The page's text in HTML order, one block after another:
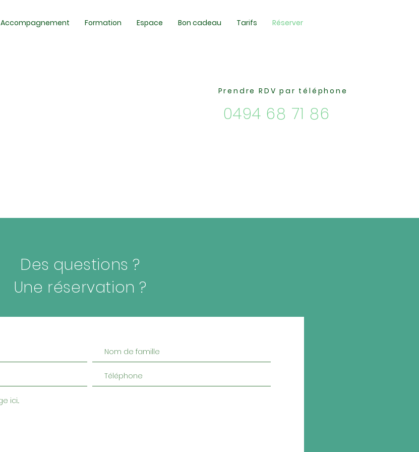
Accompagnement Formation Espace Bon cadeau Tarifs Réserver
Prendre RDV par téléphone
0494 68 71 86
Des questions ?
Une réservation ?